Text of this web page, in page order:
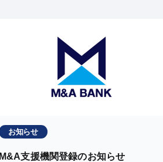
お知らせ
M&A支援機関登録のお知らせ